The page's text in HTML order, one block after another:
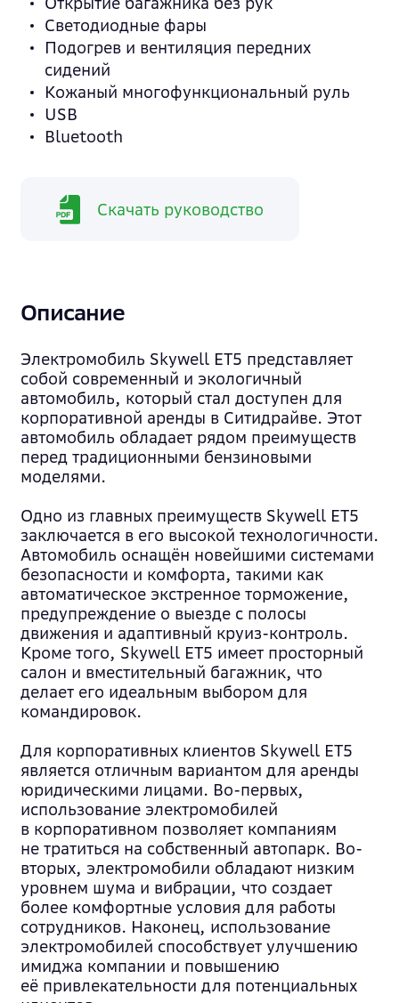
Светодиодные фары
Подогрев и вентиляция передних
сидений
Кожаный многофункциональный руль
USB
Bluetooth
Скачать руководство
Описание
Электромобиль Skywell ET5 представляет
собой современный и экологичный
автомобиль, который стал доступен для
корпоративной аренды в Ситидрайве. Этот
автомобиль обладает рядом преимуществ
перед традиционными бензиновыми
моделями.
Одно из главных преимуществ Skywell ET5
заключается в его высокой технологичности.
Автомобиль оснащён новейшими системами
безопасности и комфорта, такими как
автоматическое экстренное торможение,
предупреждение о выезде с полосы
движения и адаптивный круиз-контроль.
Кроме того, Skywell ET5 имеет просторный
салон и вместительный багажник, что
делает его идеальным выбором для
командировок.
Для корпоративных клиентов Skywell ET5
является отличным вариантом для аренды
юридическими лицами. Во-первых,
использование электромобилей
в корпоративном позволяет компаниям
не тратиться на собственный автопарк. Во-
вторых, электромобили обладают низким
уровнем шума и вибрации, что создает
более комфортные условия для работы
сотрудников. Наконец, использование
электромобилей способствует улучшению
имиджа компании и повышению
её привлекательности для потенциальных